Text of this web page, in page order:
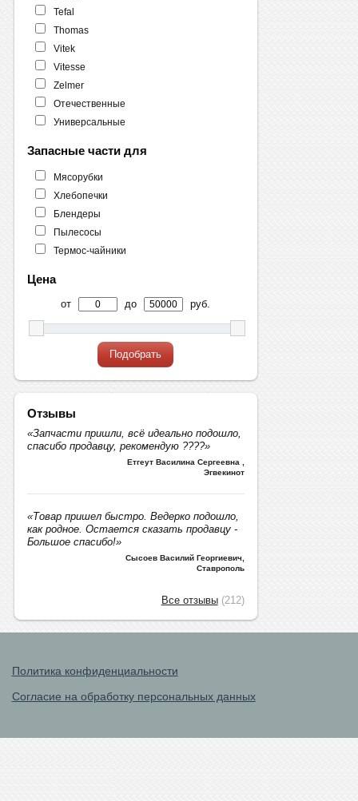
Tefal
Thomas
Vitek
Vitesse
Zelmer
Отечественные
Универсальные
Запасные части для
Мясорубки
Хлебопечки
Блендеры
Пылесосы
Термос-чайники
Цена
от до руб.
Подобрать
Отзывы
«Запчасти пришли, всё идеально подошло,
спасибо продавцу, рекомендую ????»
Етгеут Василина Сергеевна
Эгвекинот
«Товар пришел быстро. Ведерко подошло,
как родное. Остается сказать продавцу -
Большое спасибо!»
Сысоев Василий Георгиевич,
Ставрополь
Все отзывы(212)
Политика конфиденциальности
Согласие на обработку персональных данных